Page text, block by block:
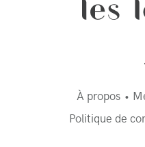
À propos
Politique de